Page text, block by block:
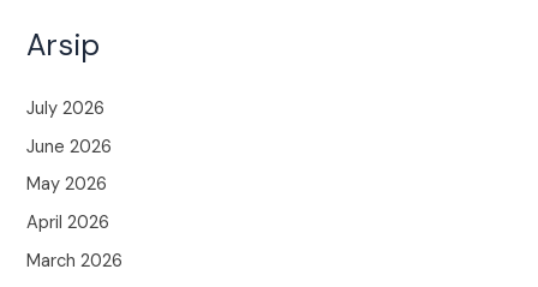
Arsip
July 2026
June 2026
May 2026
April 2026
March 2026